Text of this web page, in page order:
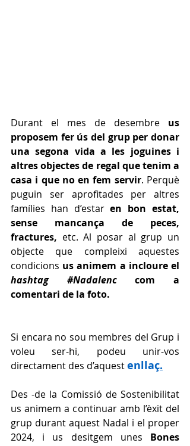
Durant el mes de desembre
us
proposem fer ús del grup per donar
una segona vida a les joguines i
altres objectes de regal que tenim a
casa i que no en fem servir. Perquè
puguin ser aprofitades per altres
famílies han d’estar en bon estat,
sense mancança de peces,
fractures, etc. Al posar al grup un
objecte que compleixi aquestes
condicions us animem a incloure
hashtag #Nadalenc
com a
comentari de la foto.
Si encara no sou membres del Grup i
voleu ser-hi, podeu unir-vos
directament des d’aquest enllaç.
Des -de la Comissió de Sostenibilitat
us animem a continuar amb l’èxit del
grup durant aquest Nadal i el proper
2024, i us desitgem unes Bones